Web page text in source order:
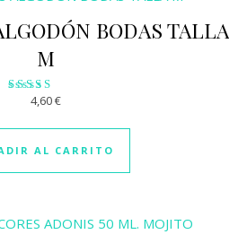
BODAS TALLA
M
Valorado
2.88
de 5
4,60€
AL CARRITO